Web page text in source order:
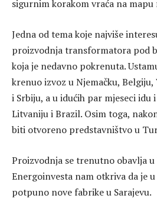
sigurnim korakom vraća na
Jedna od tema koje najviše
proizvodnja transformatora pod
koja je nedavno pokrenuta.
krenuo izvoz u Njemačku,
i Srbiju, a u idućih par mjeseci idu
Litvaniju i Brazil. Osim toga,
biti otvoreno predstavništvo u
Proizvodnja se trenutno obavlja
Energoinvesta nam otkriva da je
potpuno nove fabrike u Sarajevu.